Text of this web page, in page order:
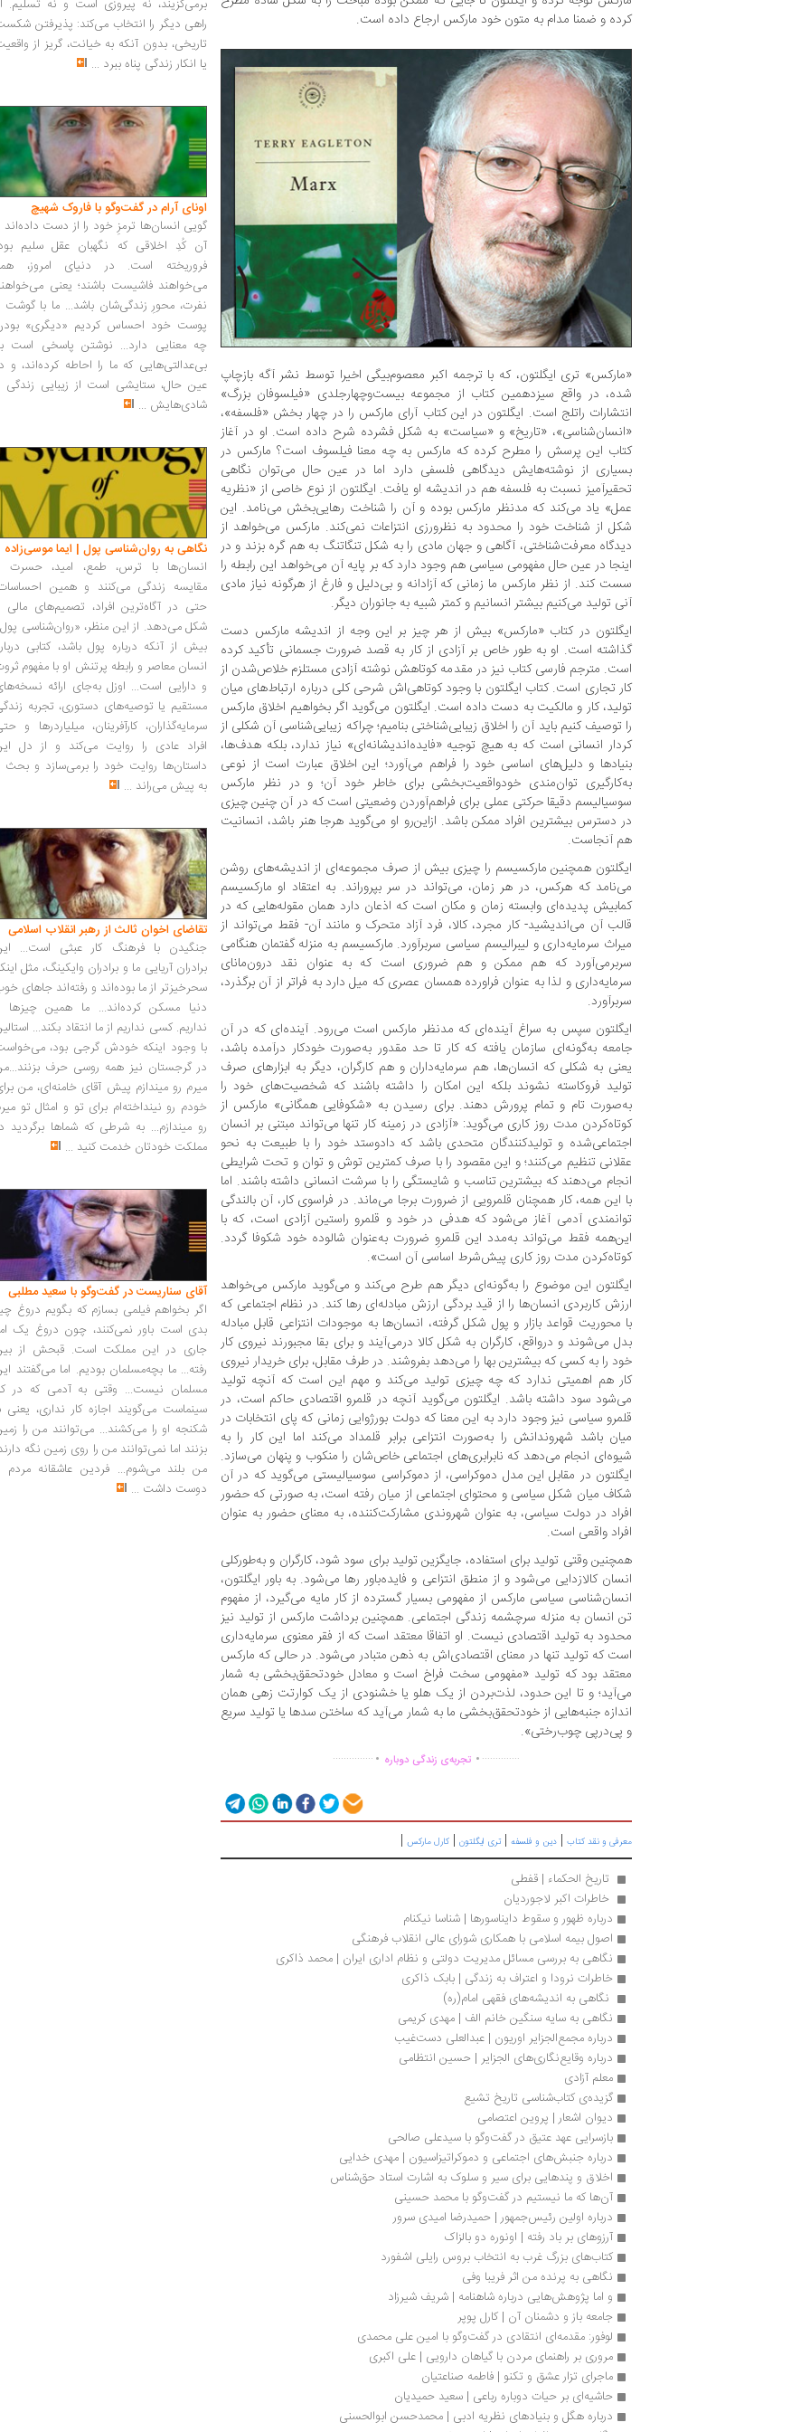
کرده و ضمنا مدام به متون خود مارکس ارجاع داده است.
«مارکس» تری ایگلتون، که با ترجمه اکبر معصوم‌بیگی اخیرا توسط نشر آگه بازچاپ
شده، در واقع سیزدهمین کتاب از مجموعه بیست‌وچهار‌جلدی «فیلسوفان بزرگ»
انتشارات راتلج است. ایگلتون در این کتاب آرای مارکس را در چهار بخش «فلسفه»،
«انسان‌شناسی»، «تاریخ» و «سیاست» به شکل فشرده شرح داده است. او در آغاز
کتاب این پرسش را مطرح کرده که مارکس به چه معنا فیلسوف است؟ مارکس در
بسیاری از نوشته‌هایش دیدگاهی فلسفی دارد اما در عین حال می‌توان نگاهی
تحقیرآمیز نسبت به فلسفه هم در اندیشه او یافت. ایگلتون از نوع خاصی از «نظریه
عمل» یاد می‌کند که مدنظر مارکس بوده و آن را شناخت رهایی‌بخش می‌نامد. این
شکل از شناخت خود را محدود به نظرورزی انتزاعات نمی‌کند. مارکس می‌خواهد از
دیدگاه معرفت‌شناختی، آگاهی و جهان مادی را به شکل تنگاتنگ به هم گره بزند و در
اینجا در عین حال مفهومی سیاسی هم وجود دارد که بر پایه آن می‌خواهد این رابطه را
سست کند. از نظر مارکس ما زمانی که آزادانه و بی‌دلیل و فارغ از هرگونه نیاز مادی
آنی تولید می‌کنیم بیشتر انسانیم و کمتر شبیه به جانوران دیگر.
ایگلتون در کتاب «مارکس» بیش از هر چیز بر این وجه از اندیشه مارکس دست
گذاشته است. او به طور خاص بر آزادی از کار به قصد ضرورت جسمانی تأکید کرده
است. مترجم فارسی کتاب نیز در مقدمه کوتاهش نوشته آزادی مستلزم خلاص‌شدن از
کار تجاری است. کتاب ایگلتون با وجود کوتاهی‌اش شرحی کلی درباره ارتباط‌های میان
تولید، کار و مالکیت به دست داده است. ایگلتون می‌گوید اگر بخواهیم اخلاق مارکس
را توصیف کنیم باید آن را اخلاق زیبایی‌شناختی بنامیم؛ چرا‌که زیبایی‌شناسی آن شکلی از
کردار انسانی است که به هیچ توجیه «فایده‌اندیشانه‌ای» نیاز ندارد، بلکه هدف‌ها،
بنیادها و دلیل‌های اساسی خود را فراهم می‌آورد؛ این اخلاق عبارت است از نوعی
به‌‌کارگیری توان‌مندی خود‌واقعیت‌بخشی برای خاطر خود آن؛ و در نظر مارکس
سوسیالیسم دقیقا حرکتی عملی برای فراهم‌آوردن وضعیتی است که در آن چنین چیزی
در دسترس بیشترین افراد ممکن باشد. ازاین‌رو او می‌گوید هرجا هنر باشد، انسانیت
هم آنجاست.
ایگلتون همچنین مارکسیسم را چیزی بیش از صرف مجموعه‌ای از اندیشه‌های روشن
می‌نامد که هرکس، در هر زمان، می‌تواند در سر بپروراند. به اعتقاد او مارکسیسم
کمابیش پدیده‌ای وابسته زمان و مکان است که اذعان دارد همان مقوله‌هایی که در
قالب آن می‌اندیشید- کار مجرد، کالا، فرد آزاد متحرک و مانند آن- فقط می‌تواند از
میراث سرمایه‌داری و لیبرالیسم سیاسی سربرآورد. مارکسیسم به منزله گفتمان هنگامی
سربرمی‌آورد که هم ممکن و هم ضروری است که به عنوان نقد درون‌مانای
سرمایه‌داری و لذا به عنوان فراورده همسان عصری که میل دارد به فراتر از آن برگذرد،
سربرآورد.
ایگلتون سپس به سراغ آینده‌ای که مدنظر مارکس است می‌رود. آینده‌ای که در آن
جامعه به‌گونه‌ای سازمان‌ یافته که کار تا حد مقدور به‌صورت خودکار درآمده باشد،
یعنی به شکلی که انسان‌ها، هم سرمایه‌داران و هم کارگران، دیگر به ابزارهای صرف
تولید فروکاسته نشوند بلکه این امکان را داشته باشند که شخصیت‌های خود را
به‌صورت تام و تمام پرورش دهند. برای رسیدن به «شکوفایی همگانی» مارکس از
کوتاه‌کردن مدت روز کاری می‌گوید: «آزادی در زمینه کار تنها می‌تواند مبتنی بر انسان
اجتماعی‌شده و تولیدکنندگان متحدی باشد که دادوستد خود را با طبیعت به نحو
عقلانی تنظیم می‌کنند؛ و این مقصود را با صرف کمترین توش و توان و تحت شرایطی
انجام می‌دهند که بیشترین تناسب و شایستگی را با سرشت انسانی داشته باشند. اما
با این همه، کار همچنان قلمرویی از ضرورت برجا می‌ماند. در فراسوی کار، آن بالندگی
توانمندی آدمی آغاز می‌شود که هدفی در خود و قلمرو راستین آزادی است، که با
این‌همه فقط می‌تواند به‌مدد این قلمروِ ضرورت به‌عنوان شالوده خود شکوفا گردد.
کوتاه‌کردن مدت روز کاری پیش‌شرط اساسی آن است».
ایگلتون این موضوع را به‌گونه‌ای دیگر هم طرح می‌کند و می‌گوید مارکس می‌خواهد
ارزش کاربردی انسان‌ها را از قید بردگی ارزش مبادله‌ای رها کند. در نظام اجتماعی که
با محوریت قواعد بازار و پول شکل گرفته، انسان‌ها به موجودات انتزاعی قابل مبادله
بدل می‌شوند و درواقع، کارگران به شکل کالا درمی‌آیند و برای بقا مجبورند نیروی کار
خود را به کسی که بیشترین بها را می‌دهد بفروشند. در طرف مقابل، برای خریدار نیروی
کار هم اهمیتی ندارد که چه چیزی تولید می‌کند و مهم این است که آنچه تولید
می‌شود سود داشته باشد. ایگلتون می‌گوید آنچه در قلمرو اقتصادی حاکم است، در
قلمرو سیاسی نیز وجود دارد به این معنا که دولت بورژوایی زمانی که پای انتخابات در
میان باشد شهروندانش را به‌صورت انتزاعی برابر قلمداد می‌کند اما این کار را به
شیوه‌ای انجام می‌دهد که نابرابری‌های اجتماعی خاص‌شان را منکوب و پنهان می‌سازد.
ایگلتون در مقابل این مدل دموکراسی، از دموکراسی سوسیالیستی می‌گوید که در آن
شکاف میان شکل سیاسی و محتوای اجتماعی از میان رفته است، به صورتی که حضور
افراد در دولت سیاسی، به عنوان شهروندی مشارکت‌کننده، به معنای حضور به عنوان
افراد واقعی است.
همچنین وقتی تولید برای استفاده، جایگزین تولید برای سود شود، کارگران و به‌طورکلی
انسان کالازدایی می‌شود و از منطق انتزاعی و فایده‌باور رها می‌شود. به باور ایگلتون،
انسان‌شناسی سیاسی مارکس از مفهومی بسیار گسترده از کار مایه می‌گیرد، از مفهوم
تن انسان به منزله سرچشمه زندگی اجتماعی. همچنین برداشت مارکس از تولید نیز
محدود به تولید اقتصادی نیست. او اتفاقا معتقد است که از فقر معنوی سرمایه‌داری
است که تولید تنها در معنای اقتصادی‌اش به ذهن متبادر می‌شود. در حالی که مارکس
معتقد بود که تولید «مفهومی سخت فراخ است و معادل خودتحقق‌بخشی به شمار
می‌آید؛ و تا این حدود، لذت‌بردن از یک هلو یا خشنودی از یک کوارتت زهی همان
اندازه جنبه‌هایی از خودتحقق‌بخشی ما به شمار می‌آید که ساختن سدها یا تولید سریع
و پی‌در‌پی چوب‌رختی».
............... . تجربه‌ی زندگی دوباره . ..............
معرفی و نقد کتاب | دین و فلسفه | تری ایگلتون | کارل مارکس |
تاریخ الحکماء | قفطی
خاطرات اکبر لاجوردیان
درباره ظهور و سقوط دایناسورها | شناسا نیکنام
اصول بیمه اسلامی با همکاری شورای عالی انقلاب فرهنگی
نگاهی به بررسی مسائل مدیریت دولتی و نظام اداری ایران | محمد ذاکری
خاطرات نرودا و اعتراف به زندگی | بابک ذاکری
نگاهی به اندیشه‌های فقهی امام‌(ره)
نگاهی به سایه سنگین خانم الف | مهدی کریمی
درباره مجمع‌الجزایر اوریون | عبدالعلی دست‌غیب
درباره وقایع‌نگاری‌های الجزایر | حسین انتظامی
معلم آزادی
گزیده‌ی کتاب‌شناسی تاریخ تشیع
دیوان اشعار | پروین اعتصامی
بازسرایی عهد عتیق در گفت‌وگو با سیدعلی صالحی
درباره جنبش‌های اجتماعی و دموکراتیزاسیون | مهدی خدایی
اخلاق و پندهایی برای سیر و سلوک به اشارت استاد حق‌شناس
آن‌ها که ما نیستیم در گفت‌وگو با محمد حسینی
درباره اولین رئیس‌جمهور | حمیدرضا امیدی سرور
آرزوهای بر باد رفته | اونوره دو بالزاک
کتاب‌های بزرگ غرب به انتخاب بروس رایلی اشفورد
نگاهی به پرنده من اثر فریبا وفی
و اما پژوهش‌هایی درباره شاهنامه | شریف شیرزاد
جامعه باز و دشمنان آن | کارل پوپر
لوفور: مقدمه‌ای انتقادی در گفت‌وگو با امین علی محمدی
مروری بر راهنمای مردن با گیاهان دارویی | علی اكبری
ماجرای تزار عشق و تکنو | فاطمه صناعتیان
حاشیه‌ای بر حیات دوباره رباعی | سعید حمیدیان
درباره هگل و بنیادهای نظریه ادبی | محمدحسن ابوالحسنی
برمی‌گزیند، نه پیروزی است و نه تسلیم.
راهی دیگر را انتخاب می‌کند: پذیرفتن
تاریخی، بدون آنکه به خیانت، گریز از
یا انکار زندگی پناه ببرد ...
اونای آرام در گفت‌وگو با فاروک شهیچ‭
گویی انسان‌ها ترمزِ خود را از دست داده‌اند
آن کُدِ اخلاقی که نگهبان عقل سلیم
فروریخته است. در دنیای امروز،
می‌خواهند فاشیست باشند؛ یعنی
نفرت، محورِ زندگی‌شان باشد... ما با گوشت
پوست خود احساس کردیم «دیگری»
چه معنایی دارد... نوشتن پاسخی است
بی‌عدالتی‌هایی که ما را احاطه کرده‌اند، و
عین حال، ستایشی است از زیبایی زندگی
شادی‌هایش ...
نگاهی به روان‌شناسی پول | ایما موسی‌زاده
انسان‌ها با ترس، طمع، امید، حسرت
مقایسه زندگی می‌کنند و همین
حتی در آگاه‌ترین افراد، تصمیم‌های مالی
شکل می‌دهد. از این منظر، «روان‌شناسی
بیش از آنکه درباره پول باشد، کتابی
انسان معاصر و رابطه پرتنش او با مفهوم
و دارایی است... اوزل به‌جای ارائه
مستقیم یا توصیه‌های دستوری، تجربه
سرمایه‌گذاران، کارآفرینان، میلیاردرها و
افراد عادی را روایت می‌کند و از دل
داستان‌ها روایت خود را برمی‌سازد و بحث
به پیش می‌راند ...
تقاضای اخوان ثالث از رهبر انقلاب اسلامی
جنگیدن با فرهنگ کار عبثی است...
برادران آریایی ما و برادران وایکینگ، مثل
سحرخیزتر از ما بوده‌اند و رفته‌اند جاهای
دنیا مسکن کرده‌اند... ما همین چیزها
نداریم. کسی نداریم از ما انتقاد بکند...
با وجود اینکه خودش گرجی بود،
در گرجستان نیز همه روسی حرف
میرم رو میندازم پیش آقای خامنه‌ای، من
خودم رو نینداخته‌ام برای تو و امثال تو
رو میندازم... به شرطی که شماها برگردید
مملکت خودتان خدمت کنید ...
آقای سناریست در گفت‌وگو با سعید مطلبی
اگر بخواهم فیلمی بسازم که بگویم دروغ
بدی است باور نمی‌کنند، چون دروغ یک
جاری در این مملکت است. قبحش از
رفته... ما بچه‌مسلمان بودیم. اما می‌گفتند
مسلمان نیست... وقتی به آدمی که در
سینماست می‌گویند اجازه کار نداری، یعنی
شکنجه او را می‌کشند... می‌توانند من را
بزنند اما نمی‌توانند من را روی زمین نگه
من بلند می‌شوم... فردین عاشقانه مردم
دوست داشت ...